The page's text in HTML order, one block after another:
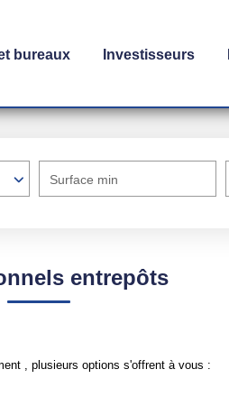
bureaux Investisseurs
Surface min
entrepôts
, plusieurs options s'offrent à vous :